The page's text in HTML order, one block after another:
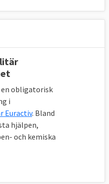
obligatorisk
i
Euractiv. Bland
hjälpen,
och kemiska